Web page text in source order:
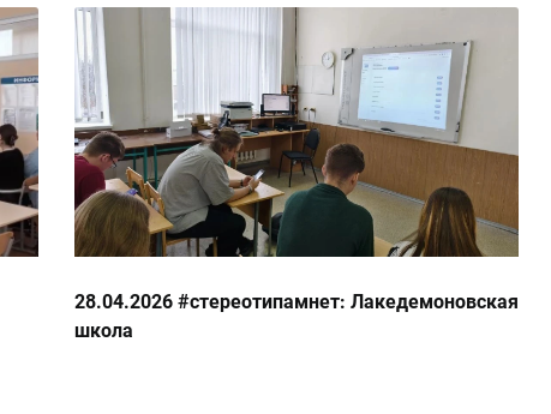
28.04.2026 #стереотипамнет: Лакедемоновская
школа